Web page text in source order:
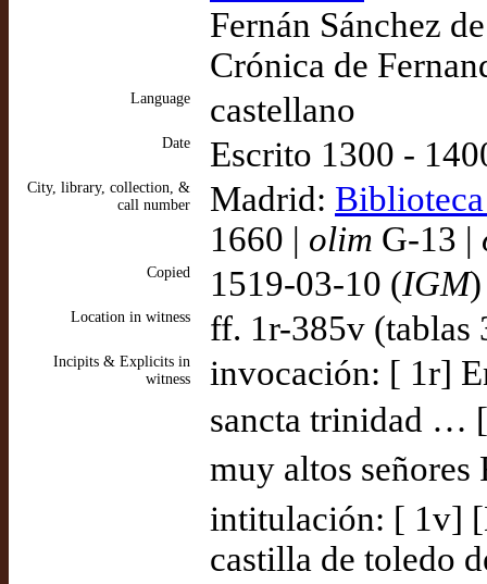
Fernán Sánchez
Crónica de
Language castellano
Date Escrito 1300 -
City, library, collection, &
call number
Madrid:
1660 | olim G-13 |
Copied 1519-03-10 (IGM)
Location in witness ff. 1r-385v (tablas
Incipits & Explicits in
witness
invocación: [ 1r]
sancta trinidad …
muy altos señores
intitulación: [ 1v]
castilla de toledo